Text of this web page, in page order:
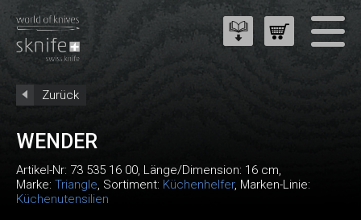
Zurück
WENDER
Artikel-Nr: 73 535 16 00, Länge/Dimension: 16 cm,
Marke: Triangle, Sortiment: Küchenhelfer, Marken-Linie:
Küchenutensilien